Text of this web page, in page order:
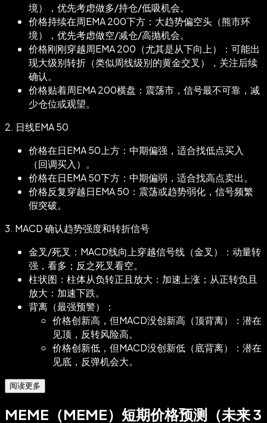
境），优先考虑做多/持仓/低吸机会。
价格持续在周EMA 200下方：大趋势偏空头（熊市环
境），优先考虑做空/减仓/高抛机会。
价格刚刚穿越周EMA 200（尤其是从下向上）：可能出
现大级别转折（类似周线级别的黄金交叉），关注后续
确认。
价格贴着周EMA 200横盘：震荡市，信号最不可靠，减
少仓位或观望。
2. 日线EMA 50
价格在日EMA 50上方：中期偏强，适合找低点买入
（回调买入）。
价格在日EMA 50下方：中期偏弱，适合找高点卖出。
价格反复穿越日EMA 50：震荡或趋势弱化，信号频繁
假突破。
3. MACD 确认趋势强度和转折信号
金叉/死叉：MACD线向上穿越信号线（金叉）：动量转
强，看多；反之死叉看空。
柱状图：柱体从负转正且放大：加速上涨；从正转负且
放大：加速下跌。
背离（最强预警）：
价格创新高，但MACD没创新高（顶背离）：潜在
见顶，反转风险高。
价格创新低，但MACD没创新低（底背离）：潜在
见底，反弹机会大。
阅读更多
MEME（MEME）短期价格预测（未来 3